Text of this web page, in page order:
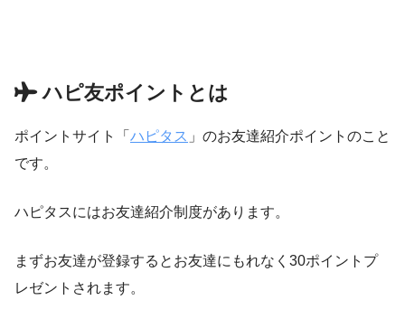
ハピ友ポイントとは
ポイントサイト「 ハピタス 」のお友達紹介ポイントのこと
です。
ハピタスにはお友達紹介制度があります。
まずお友達が登録するとお友達にもれなく30ポイントプ
レゼントされます。